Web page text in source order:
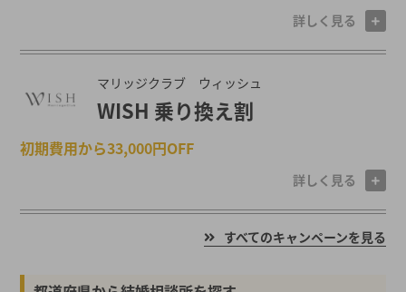
詳しく見る
マリッジクラブ ウィッシュ
WISH 乗り換え割
初期費用から33,000円OFF
詳しく見る
すべてのキャンペーンを見る